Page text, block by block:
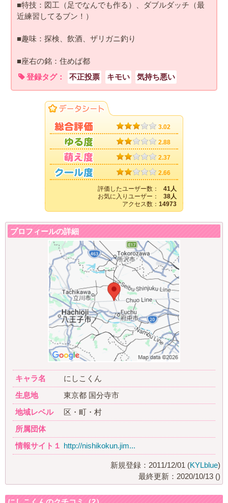
■特技：図工（足でなんでも作る）、ダブルダッチ（最
近練習してるブン！）
■趣味：探検、飲酒、ザリガニ釣り
■座右の銘：住めば都
登録タグ：
不正投票 キモい 気持ち悪い
3.02
2.88
2.37
2.66
評価したユーザー数：
41人
お気に入りユーザー：
38人
アクセス数： 14973
プロフィールの詳細
キャラ名
にしこくん
生息地
東京都 国分寺市
地域レベル
区・町・村
所属団体
情報サイト１ http://nishikokun.jim...
新規登録：2011/12/01 (KYLblue)
最終更新：2020/10/13 ()